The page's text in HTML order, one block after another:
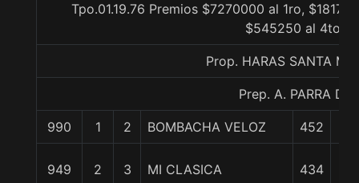
Tpo.01.19.76 Premios $7270000 al 1ro,
$545250 al 4to
Prop. HARAS SANTA
Prep. A. PARRA D.
990 1 2 BOMBACHA VELOZ 452
949 2 3 MI CLASICA 434